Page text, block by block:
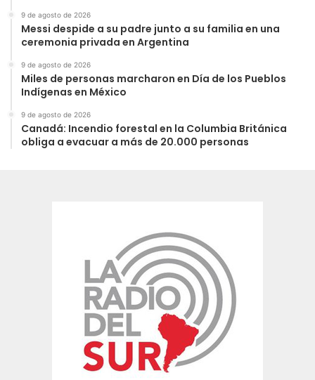
9 de agosto de 2026
Messi despide a su padre junto a su familia en una
ceremonia privada en Argentina
9 de agosto de 2026
Miles de personas marcharon en Día de los Pueblos
Indígenas en México
9 de agosto de 2026
Canadá: Incendio forestal en la Columbia Británica
obliga a evacuar a más de 20.000 personas